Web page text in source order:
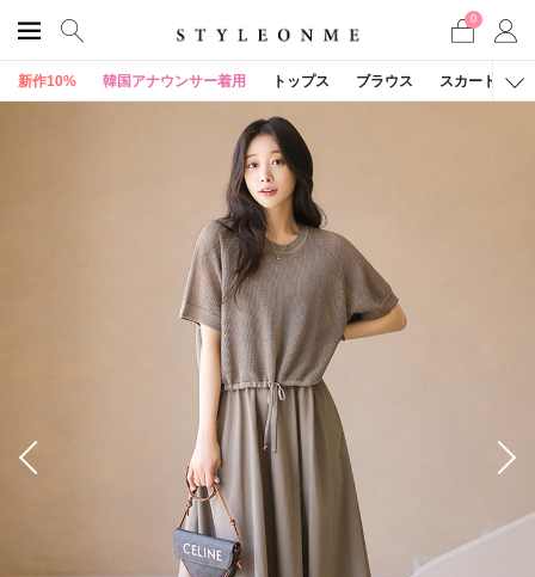
0
新作10% 韓国アナウンサー着用 トップス ブラウス スカート